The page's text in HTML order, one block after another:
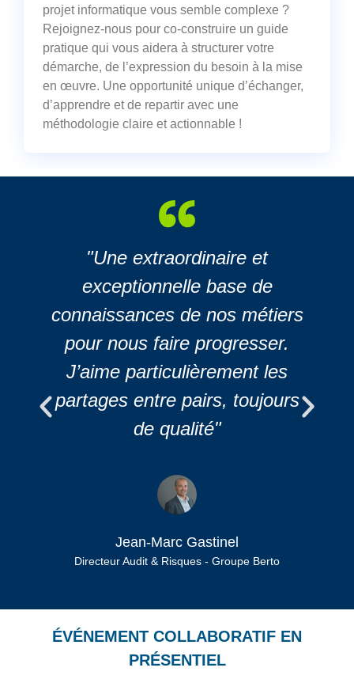
projet informatique vous semble complexe ?
Rejoignez-nous pour co-construire un guide
pratique qui vous aidera à structurer votre
démarche, de l’expression du besoin à la mise
en œuvre. Une opportunité unique d’échanger,
d’apprendre et de repartir avec une
méthodologie claire et actionnable !
"Une extraordinaire et
exceptionnelle base de
connaissances de nos métiers
pour nous faire progresser.
J’aime particulièrement les
partages entre pairs, toujours
de qualité"
Jean-Marc Gastinel
Directeur Audit & Risques - Groupe Berto
ÉVÉNEMENT COLLABORATIF EN
PRÉSENTIEL